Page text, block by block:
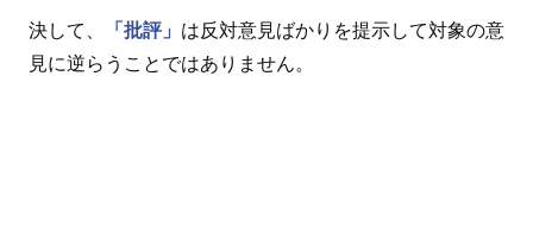
決して、 「批評」 は反対意見ばかりを提示して対象の意
見に逆らうことではありません。